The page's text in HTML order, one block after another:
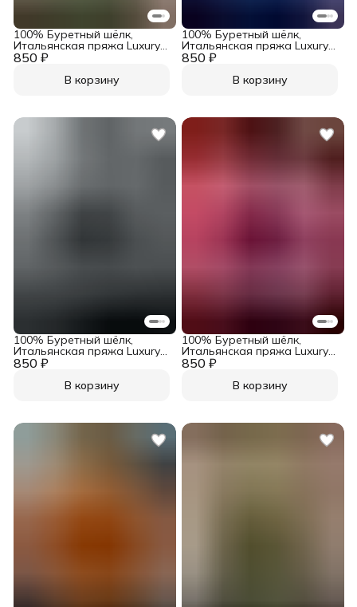
850 ₽
100% Буретный шёлк,
Итальянская пряжа Luxury
Selection by Ri.Go Art. Seta
В корзину
850 ₽
100% Буретный шёлк,
Итальянская пряжа Luxury
Selection by Ri.Go Art. Seta
В корзину
850 ₽
100% Буретный шёлк,
Итальянская пряжа Luxury
Selection by Ri.Go Art. Seta
В корзину
850 ₽
100% Буретный шёлк,
Итальянская пряжа Luxury
Selection by Ri.Go Art. Seta
В корзину